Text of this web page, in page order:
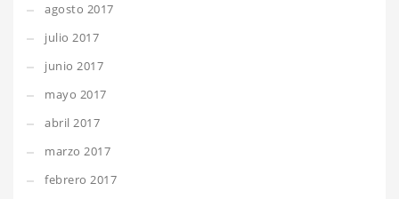
agosto 2017
julio 2017
junio 2017
mayo 2017
abril 2017
marzo 2017
febrero 2017